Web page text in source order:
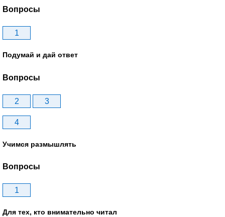
Вопросы
1
Подумай и дай ответ
Вопросы
2 3
4
Учимся размышлять
Вопросы
1
Для тех, кто внимательно читал